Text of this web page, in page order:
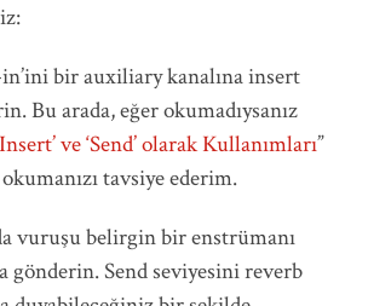
bir auxiliary kanalına insert
Bu arada, eğer okumadıysanız
ve ‘Send’ olarak Kullanımları”
okumanızı tavsiye ederim.
vuruşu belirgin bir enstrümanı
gönderin. Send seviyesini reverb